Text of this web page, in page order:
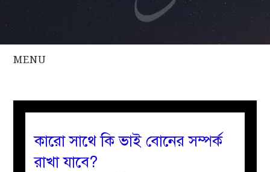
MENU
সকল
কারো সাথে কি ভাই বোনের সম্পর্ক
রাখা যাবে?